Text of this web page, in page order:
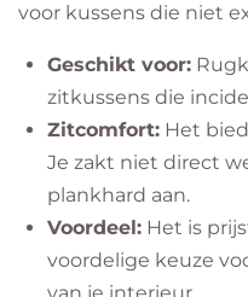
voor kussens die niet
Geschikt voor:
zitkussens die
Zitcomfort: Het
Je zakt niet direct
plankhard aan.
Voordeel: Het is
voordelige keuze